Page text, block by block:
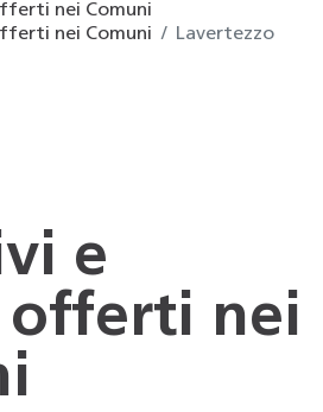
nei Comuni
nei Comuni
Lavertezzo
e
offerti nei